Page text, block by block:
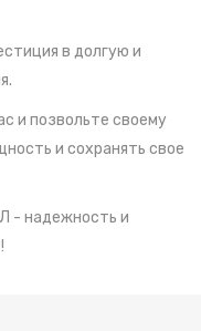
в долгую и
и позвольте своему
и сохранять свое
- надежность и